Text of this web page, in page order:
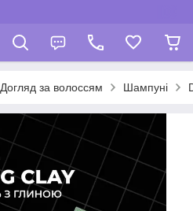
Догляд за волоссям Шампуні